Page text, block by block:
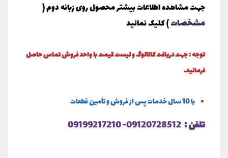
جهت مشاهده اطلاعات بیشتر محصول روی زبانه دوم (
مشخصات) کلیک نمائید
توجه : جهت دریافت کاتالوگ و لیست قیمت با واحد فروش تماس حاصل
فرمائید.
با 10 سال خدمات پس از فروش و تأمین قطعات
تلفن :